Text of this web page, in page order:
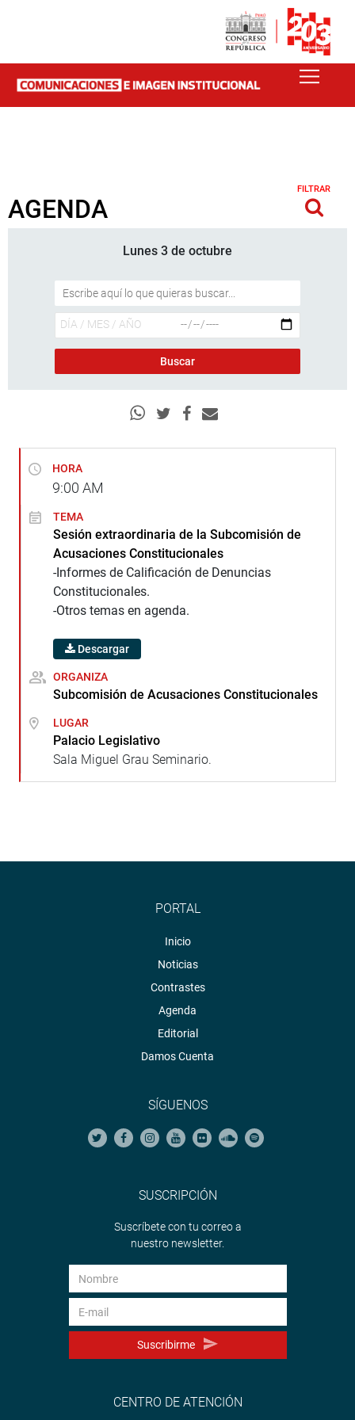
AGENDA
FILTRAR
Lunes 3 de octubre
HORA
9:00 AM
TEMA
Sesión extraordinaria de la Subcomisión de
Acusaciones Constitucionales
-Informes de Calificación de Denuncias
Constitucionales.
-Otros temas en agenda.
Descargar
ORGANIZA
Subcomisión de Acusaciones Constitucionales
LUGAR
Palacio Legislativo
Sala Miguel Grau Seminario.
PORTAL
Inicio
Noticias
Contrastes
Agenda
Editorial
Damos Cuenta
SÍGUENOS
SUSCRIPCIÓN
Suscríbete con tu correo a
nuestro newsletter.
Suscribirme
CENTRO DE ATENCIÓN